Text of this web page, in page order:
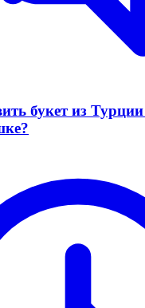
букет из